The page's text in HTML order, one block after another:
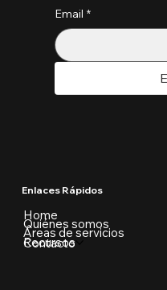
Email *
Enlaces Rápidos
Home
Quiénes somos
Áreas de servicios
Recursos
Contacto